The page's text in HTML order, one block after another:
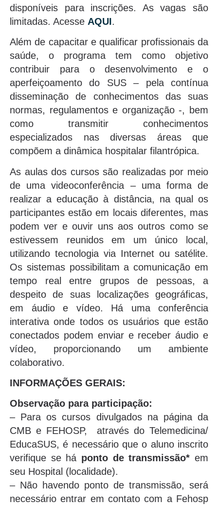
disponíveis para inscrições. As vagas são
limitadas. Acesse AQUI.
Além de capacitar e qualificar profissionais da
saúde, o programa tem como objetivo
contribuir para o desenvolvimento e o
aperfeiçoamento do SUS – pela contínua
disseminação de conhecimentos das suas
normas, regulamentos e organização -, bem
como transmitir conhecimentos
especializados nas diversas áreas que
compõem a dinâmica hospitalar filantrópica.
As aulas dos cursos são realizadas por meio
de uma videoconferência – uma forma de
realizar a educação à distância, na qual os
participantes estão em locais diferentes, mas
podem ver e ouvir uns aos outros como se
estivessem reunidos em um único local,
utilizando tecnologia via Internet ou satélite.
Os sistemas possibilitam a comunicação em
tempo real entre grupos de pessoas, a
despeito de suas localizações geográficas,
em áudio e vídeo. Há uma conferência
interativa onde todos os usuários que estão
conectados podem enviar e receber áudio e
vídeo, proporcionando um ambiente
colaborativo.
INFORMAÇÕES GERAIS:
Observação para participação:
– Para os cursos divulgados na página da
CMB e FEHOSP, através do Telemedicina/
EducaSUS, é necessário que o aluno inscrito
verifique se há ponto de transmissão* em
seu Hospital (localidade).
– Não havendo ponto de transmissão, será
necessário entrar em contato com a Fehosp